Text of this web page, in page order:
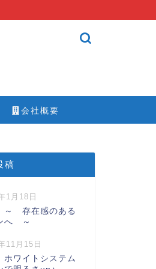
会社概要
稿
1月18日
存在感のある
へ ～
11月15日
ワイトシステム